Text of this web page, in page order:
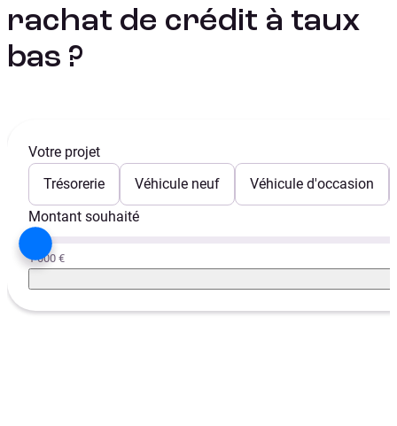
rachat de crédit à taux
bas ?
Votre projet
Trésorerie
Véhicule neuf
Véhicule d'occasion
Montant souhaité
1 000 €